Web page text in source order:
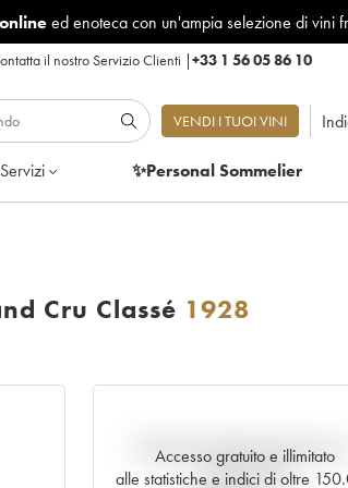
ed enoteca con un'ampia selezione di vini
il nostro Servizio Clienti |+33 1 56 05 86 10
VENDI I TUOI VINI
Servizi ✨Personal Sommelier
Cru Classé 1928
Accesso gratuito e illimitato
alle statistiche e indici di oltre
Andamento della quotazione
tempo reale